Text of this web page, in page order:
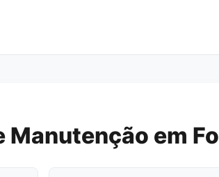
Manutenção em